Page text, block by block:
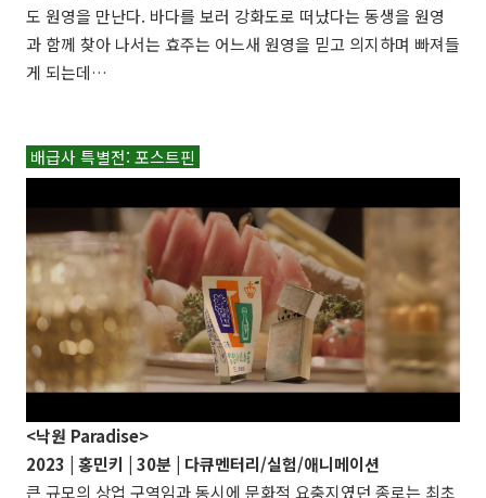
도 원영을 만난다. 바다를 보러 강화도로 떠났다는 동생을 원영
과 함께 찾아 나서는 효주는 어느새 원영을 믿고 의지하며 빠져들
게 되는데…
배급사 특별전: 포스트핀
<낙원 Paradise>
2023 |
홍민키
| 30분 | 다큐멘터리/실험/애니메이션
큰 규모의 상업 구역임과 동시에 문화적 요충지였던 종로는 최초